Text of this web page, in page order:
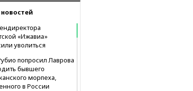
«Ижавиа»
уволиться
попросил Лаврова
бывшего
морпеха,
в России